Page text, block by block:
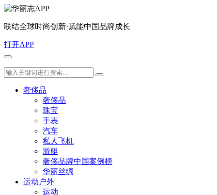
联结全球时尚创新·赋能中国品牌成长
打开APP
奢侈品
奢侈品
珠宝
手表
汽车
私人飞机
游艇
奢侈品牌中国案例榜
华丽丝绸
运动户外
运动